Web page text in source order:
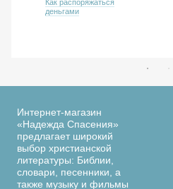
Как распоряжаться
деньгами
Интернет-магазин
«Надежда Спасения»
предлагает широкий
выбор христианской
литературы: Библии,
словари, песенники, а
также музыку и фильмы